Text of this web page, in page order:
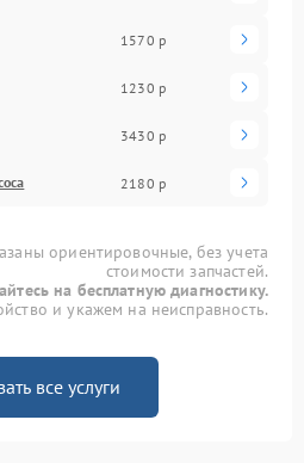
1570 р
1230 р
3430 р
2180 р
ориентировочные, без учета
стоимости запчастей.
на бесплатную диагностику.
и укажем на неисправность.
все услуги